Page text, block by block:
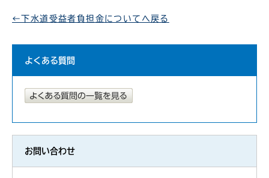
←下水道受益者負担金についてへ戻る
よくある質問
お問い合わせ